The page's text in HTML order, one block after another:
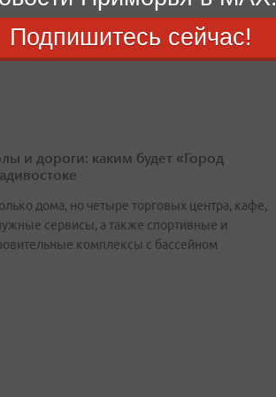
и подсолнечника был обнаружен
трипс
и дороги: каким будет «Город
дома, но четыре торговых центра, кафе,
сервисы, а также спортивные и
комплексы с бассейном
Подпишитесь сейчас!